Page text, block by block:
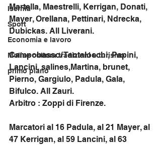
Isernia
Sport
Economia e lavoro
Molise cultura tradizioni e turismo
primo piano
Martella, Maestrelli, Kerrigan, Donati,
Mayer, Orellana, Pettinari, Ndrecka,
Dubickas. All Liverani.
Campobasso/ Tantalocchi, Papini,
Lancini, salines,Martina, brunet,
Pierno, Gargiulo, Padula, Gala,
Bifulco. All Zauri.
Arbitro : Zoppi di Firenze.
Marcatori al 16 Padula, al 21 Mayer, al
47 Kerrigan, al 59 Lancini, al 63